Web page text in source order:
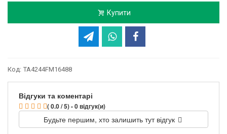
Купити
Код: TA4244FM16488
Відгуки та коментарі
( 0.0 / 5) - 0 відгук(и)
Будьте першим, хто залишить тут відгук